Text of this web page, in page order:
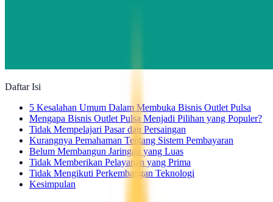
Daftar Isi
5 Kesalahan Umum Dalam Membuka Bisnis Outlet Pulsa
Mengapa Bisnis Outlet Pulsa Menjadi Pilihan yang Populer?
Tidak Mempelajari Pasar dan Persaingan
Kurangnya Pemahaman Tentang Sistem Pembayaran
Belum Membangun Jaringan yang Luas
Tidak Memberikan Pelayanan yang Prima
Tidak Mengikuti Perkembangan Teknologi
Kesimpulan